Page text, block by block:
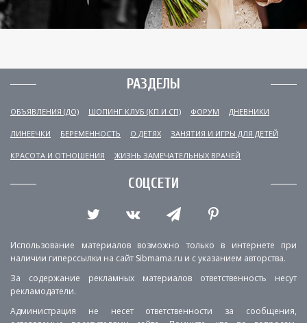
РАЗДЕЛЫ
ОБЪЯВЛЕНИЯ (ДО) ШОПИНГ КЛУБ (КП И СП) ФОРУМ ДНЕВНИКИ
ЛИНЕЕЧКИ БЕРЕМЕННОСТЬ О ДЕТЯХ ЗАНЯТИЯ И ИГРЫ ДЛЯ ДЕТЕЙ
КРАСОТА И ОТНОШЕНИЯ ЖИЗНЬ ЗАМЕЧАТЕЛЬНЫХ ВРАЧЕЙ
СОЦСЕТИ
Использование материалов возможно только в интернете при
наличии гиперссылки на сайт Sibmama.ru и с указанием авторства.
За содержание рекламных материалов ответственность несут
рекламодатели.
Администрация не несет ответственности за сообщения,